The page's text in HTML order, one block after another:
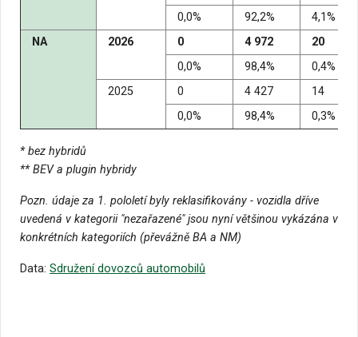
0,0%
92,2%
4,1%
NA
2026 0 4 972
20
0,0%
98,4%
0,4%
2025
0 4 427
14
0,0%
98,4% 0,3%
*bez hybridů
** BEV a plugin hybridy
Pozn. údaje za 1. pololetí byly reklasifikovány - vozidla dříve
uvedená v kategorii "nezařazené" jsou nyní většinou vykázána v
konkrétních kategoriích (převážně BA a NM)
Data: Sdružení dovozců automobilů